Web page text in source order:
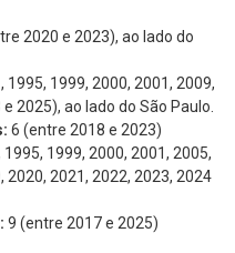
2020 e 2023), ao lado do
1995, 1999, 2000, 2001, 2009,
2025), ao lado do São Paulo.
6 (entre 2018 e 2023)
1995, 1999, 2000, 2001, 2005,
2020, 2021, 2022, 2023, 2024
9 (entre 2017 e 2025)